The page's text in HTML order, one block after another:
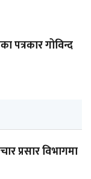
पत्रकार गोविन्द
प्रसार विभागमा